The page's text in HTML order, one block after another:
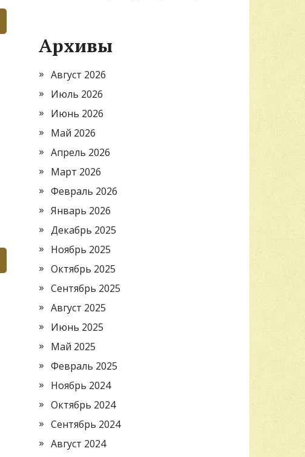
Архивы
Август 2026
Июль 2026
Июнь 2026
Май 2026
Апрель 2026
Март 2026
Февраль 2026
Январь 2026
Декабрь 2025
Ноябрь 2025
Октябрь 2025
Сентябрь 2025
Август 2025
Июнь 2025
Май 2025
Февраль 2025
Ноябрь 2024
Октябрь 2024
Сентябрь 2024
Август 2024